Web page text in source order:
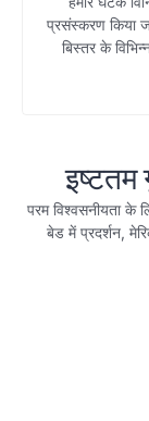
प्रसंस्करण किया
बिस्तर के
इष्टतम
परम विश्वसनीयता के
बेड में प्रदर्शन,